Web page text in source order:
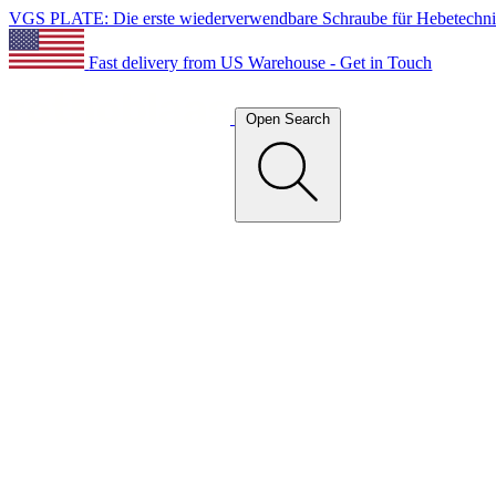
VGS PLATE: Die erste wiederverwendbare Schraube für
Fast delivery from US Warehouse - Get in Touch
Open Search